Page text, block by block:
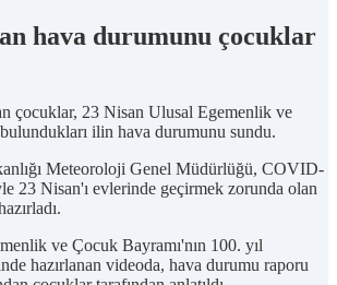
hava durumunu çocuklar
çocuklar, 23 Nisan Ulusal Egemenlik ve
ilin hava durumunu sundu.
Meteoroloji Genel Müdürlüğü, COVID-
23 Nisan'ı evlerinde geçirmek zorunda olan
ve Çocuk Bayramı'nın 100. yıl
hazırlanan videoda, hava durumu raporu